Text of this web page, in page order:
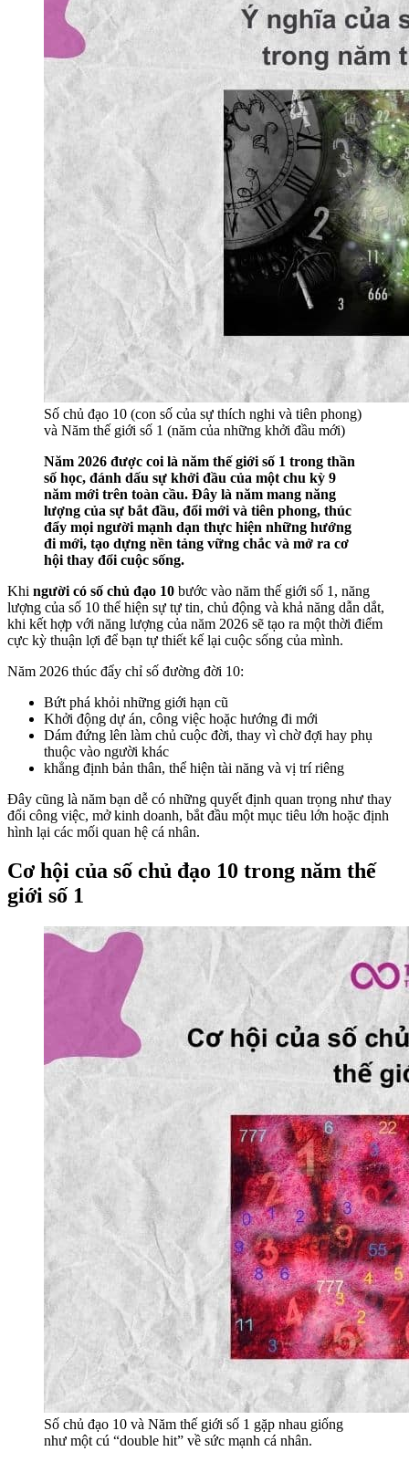
Số chủ đạo 10 (con số của sự thích nghi và tiên phong)
và Năm thế giới số 1 (năm của những khởi đầu mới)
Năm 2026 được coi là năm thế giới số 1 trong thần
số học, đánh dấu sự khởi đầu của một chu kỳ 9
năm mới trên toàn cầu. Đây là năm mang năng
lượng của sự bắt đầu, đổi mới và tiên phong, thúc
đẩy mọi người mạnh dạn thực hiện những hướng
đi mới, tạo dựng nền tảng vững chắc và mở ra cơ
hội thay đổi cuộc sống.
Khi người có số chủ đạo 10 bước vào năm thế giới số 1, năng
lượng của số 10 thể hiện sự tự tin, chủ động và khả năng dẫn dắt,
khi kết hợp với năng lượng của năm 2026 sẽ tạo ra một thời điểm
cực kỳ thuận lợi để bạn tự thiết kế lại cuộc sống của mình.
Năm 2026 thúc đẩy chỉ số đường đời 10:
Bứt phá khỏi những giới hạn cũ
Khởi động dự án, công việc hoặc hướng đi mới
Dám đứng lên làm chủ cuộc đời, thay vì chờ đợi hay phụ
thuộc vào người khác
khẳng định bản thân, thể hiện tài năng và vị trí riêng
Đây cũng là năm bạn dễ có những quyết định quan trọng như thay
đổi công việc, mở kinh doanh, bắt đầu một mục tiêu lớn hoặc định
hình lại các mối quan hệ cá nhân.
Cơ hội của số chủ đạo 10 trong năm thế
giới số 1
Số chủ đạo 10 và Năm thế giới số 1 gặp nhau giống
như một cú “double hit” về sức mạnh cá nhân.